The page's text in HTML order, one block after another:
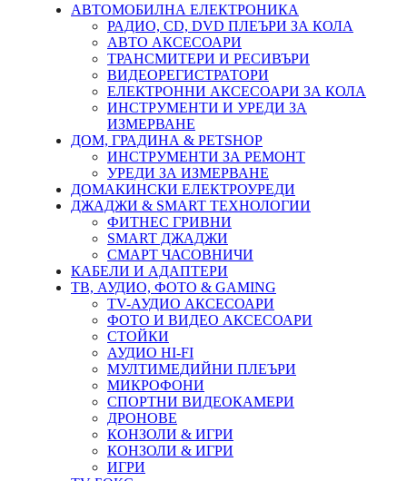
АВТОМОБИЛНА ЕЛЕКТРОНИКА
РАДИО, CD, DVD ПЛЕЪРИ ЗА КОЛА
АВТО АКСЕСОАРИ
ТРАНСМИТЕРИ И РЕСИВЪРИ
ВИДЕОРЕГИСТРАТОРИ
ЕЛЕКТРОННИ АКСЕСОАРИ ЗА КОЛА
ИНСТРУМЕНТИ И УРЕДИ ЗА
ИЗМЕРВАНЕ
ДОМ, ГРАДИНА & PETSHOP
ИНСТРУМЕНТИ ЗА РЕМОНТ
УРЕДИ ЗА ИЗМЕРВАНЕ
ДОМАКИНСКИ ЕЛЕКТРОУРЕДИ
ДЖАДЖИ & SMART ТЕХНОЛОГИИ
ФИТНЕС ГРИВНИ
SMART ДЖАДЖИ
СМАРТ ЧАСОВНИЧИ
КАБЕЛИ И АДАПТЕРИ
ТВ, АУДИО, ФОТО & GAMING
TV-АУДИО АКСЕСОАРИ
ФОТО И ВИДЕО АКСЕСОАРИ
СТОЙКИ
АУДИО HI-FI
МУЛТИМЕДИЙНИ ПЛЕЪРИ
МИКРОФОНИ
СПОРТНИ ВИДЕОКАМЕРИ
ДРОНОВЕ
КОНЗОЛИ & ИГРИ
КОНЗОЛИ & ИГРИ
ИГРИ